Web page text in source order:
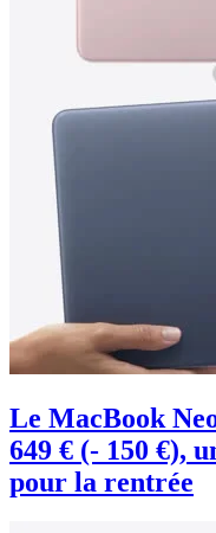
Le MacBook
649 € (- 150 €),
pour la rentrée